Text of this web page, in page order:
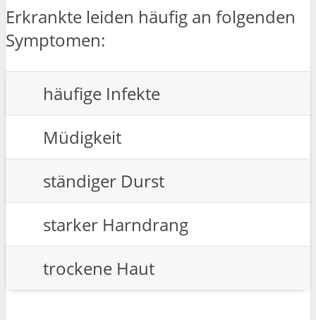
Erkrankte leiden häufig an folgenden
Symptomen:
häufige Infekte
Müdigkeit
ständiger Durst
starker Harndrang
trockene Haut